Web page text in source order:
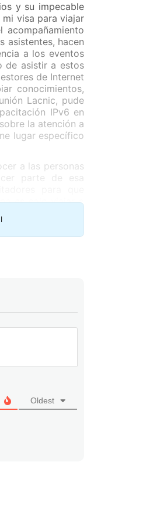
y su impecable
visa para viajar
asistentes, hacen
a los eventos
de asistir a estos
de Internet
conocimientos,
Lacnic, pude
IPv6 en
la atención a
lugar específico
a las personas
parte de esa
es solo viajar a
compañía;
país, nuestra
con el resto de
Oldest